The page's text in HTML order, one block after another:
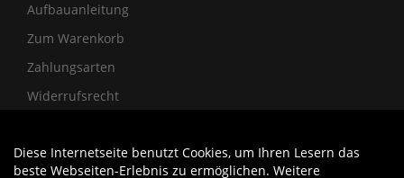
Aufbauanleitung
Zum Warenkorb
Zahlungsarten
Widerrufsrecht
Diese Internetseite benutzt Cookies, um Ihren Lesern das
beste Webseiten-Erlebnis zu ermöglichen. Weitere
Auftrag widerrufen